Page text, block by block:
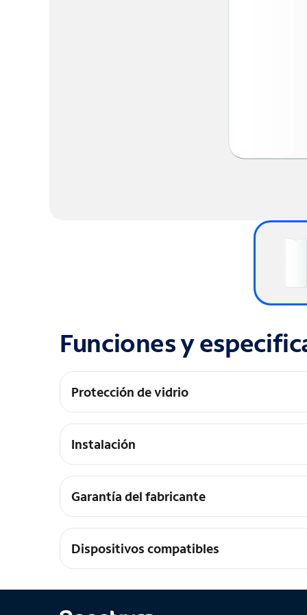
Funciones y
Protección de vidrio
Vidrio templado de grado óptico premium.
Instalación
Instalación fácil
Garantía del fabricante
Garantía de por vida
Dispositivos compatibles